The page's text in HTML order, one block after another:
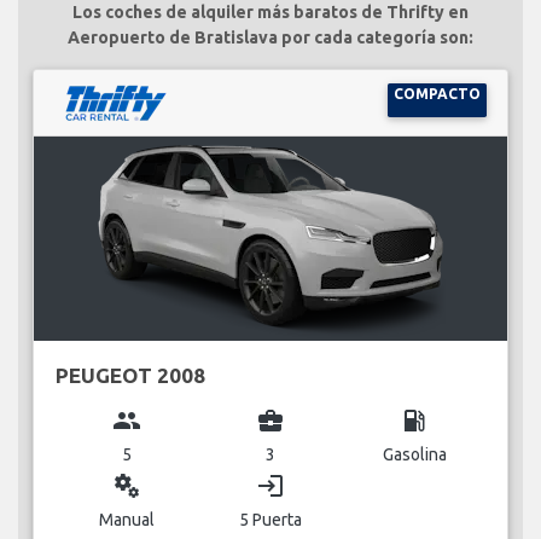
Los coches de alquiler más baratos de Thrifty en
Aeropuerto de Bratislava por cada categoría son:
COMPACTO
PEUGEOT 2008
group
5
business_center
3
local_gas_station
Gasolina
miscellaneous_services
Manual
login
5 Puerta